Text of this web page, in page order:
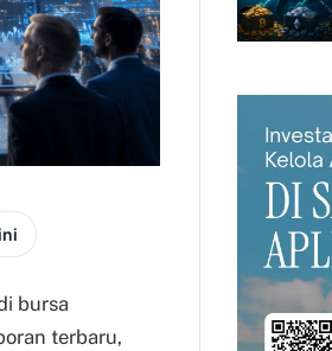
bursa
terbaru,